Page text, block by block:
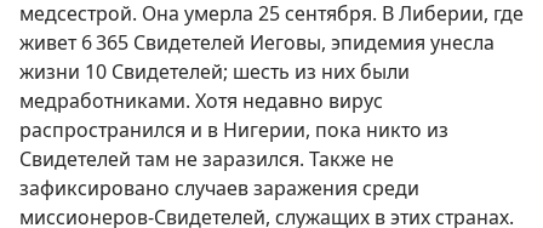
медсестрой. Она умерла 25 сентября. В Либерии, где
живет 6 365 Свидетелей Иеговы, эпидемия унесла
жизни 10 Свидетелей; шесть из них были
медработниками. Хотя недавно вирус
распространился и в Нигерии, пока никто из
Свидетелей там не заразился. Также не
зафиксировано случаев заражения среди
миссионеров-Свидетелей, служащих в этих странах.